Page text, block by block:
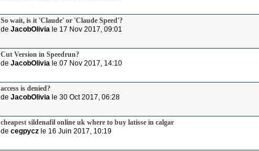
So wait, is it 'Claude' or 'Claude Speed'?
de JacobOlivia le 17 Nov 2017, 09:01
Cut Version in Speedrun?
de JacobOlivia le 07 Nov 2017, 14:10
access is denied?
de JacobOlivia le 30 Oct 2017, 06:28
cheapest sildenafil online uk where to buy latisse in calgar
de cegpycz le 16 Juin 2017, 10:19